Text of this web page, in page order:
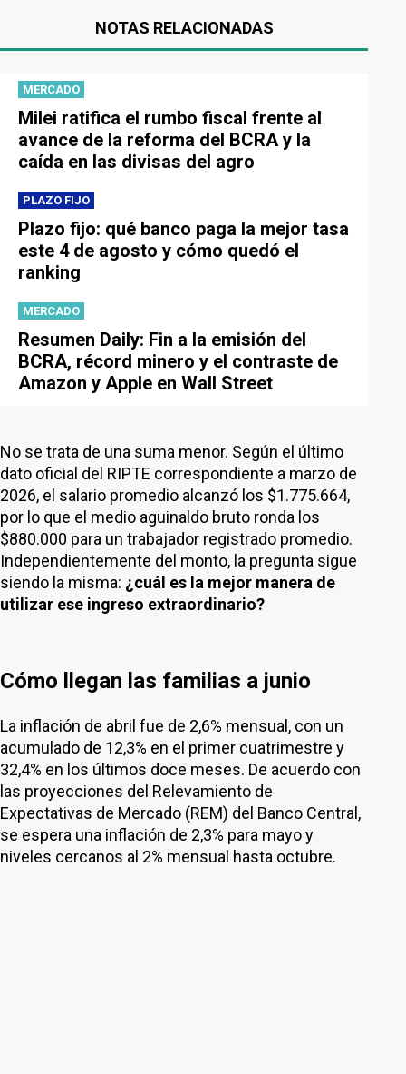
NOTAS RELACIONADAS
MERCADO
Milei ratifica el rumbo fiscal frente al
avance de la reforma del BCRA y la
caída en las divisas del agro
PLAZO FIJO
Plazo fijo: qué banco paga la mejor tasa
este 4 de agosto y cómo quedó el
ranking
MERCADO
Resumen Daily: Fin a la emisión del
BCRA, récord minero y el contraste de
Amazon y Apple en Wall Street
No se trata de una suma menor. Según el último
dato oficial del RIPTE correspondiente a marzo de
2026, el salario promedio alcanzó los $1.775.664,
por lo que el medio aguinaldo bruto ronda los
$880.000 para un trabajador registrado promedio.
Independientemente del monto, la pregunta sigue
siendo la misma: ¿cuál es la mejor manera de
utilizar ese ingreso extraordinario?
Cómo llegan las familias a junio
La inflación de abril fue de 2,6% mensual, con un
acumulado de 12,3% en el primer cuatrimestre y
32,4% en los últimos doce meses. De acuerdo con
las proyecciones del Relevamiento de
Expectativas de Mercado (REM) del Banco Central,
se espera una inflación de 2,3% para mayo y
niveles cercanos al 2% mensual hasta octubre.